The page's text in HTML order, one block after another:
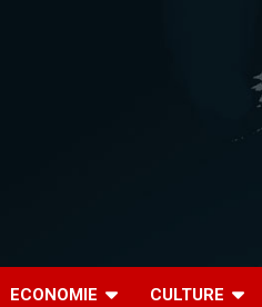
ECONOMIE CULTURE